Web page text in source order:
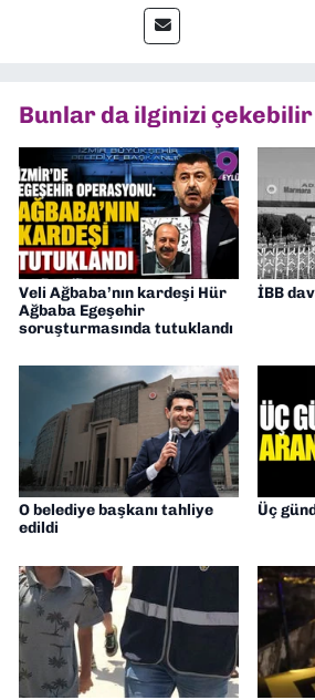
muhabir, editör,
müdürü olarak görev
Gazetesi'nde editörlük
Bunlar da ilginizi çekebilir
Veli Ağbaba’nın kardeşi Hür
Ağbaba Egeşehir
soruşturmasında tutuklandı
İBB
O belediye başkanı tahliye
edildi
Üç